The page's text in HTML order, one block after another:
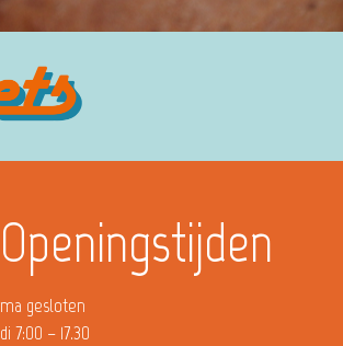
Openingstijden
ma gesloten
di 7:00 – 17.30